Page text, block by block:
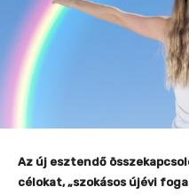
Az új esztendő
célokat, „szokásos újévi